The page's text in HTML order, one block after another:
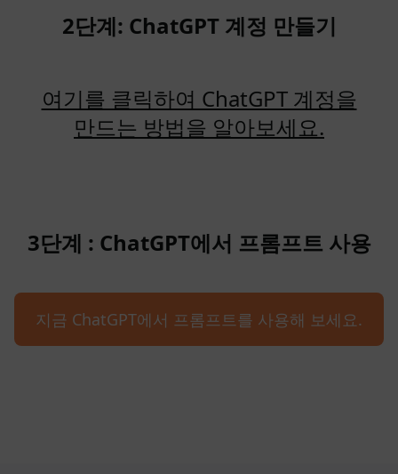
2단계: ChatGPT 계정 만들기
여기를 클릭하여 ChatGPT 계정을
만드는 방법을 알아보세요.
3단계 : ChatGPT에서 프롬프트 사용
지금 ChatGPT에서 프롬프트를 사용해 보세요.